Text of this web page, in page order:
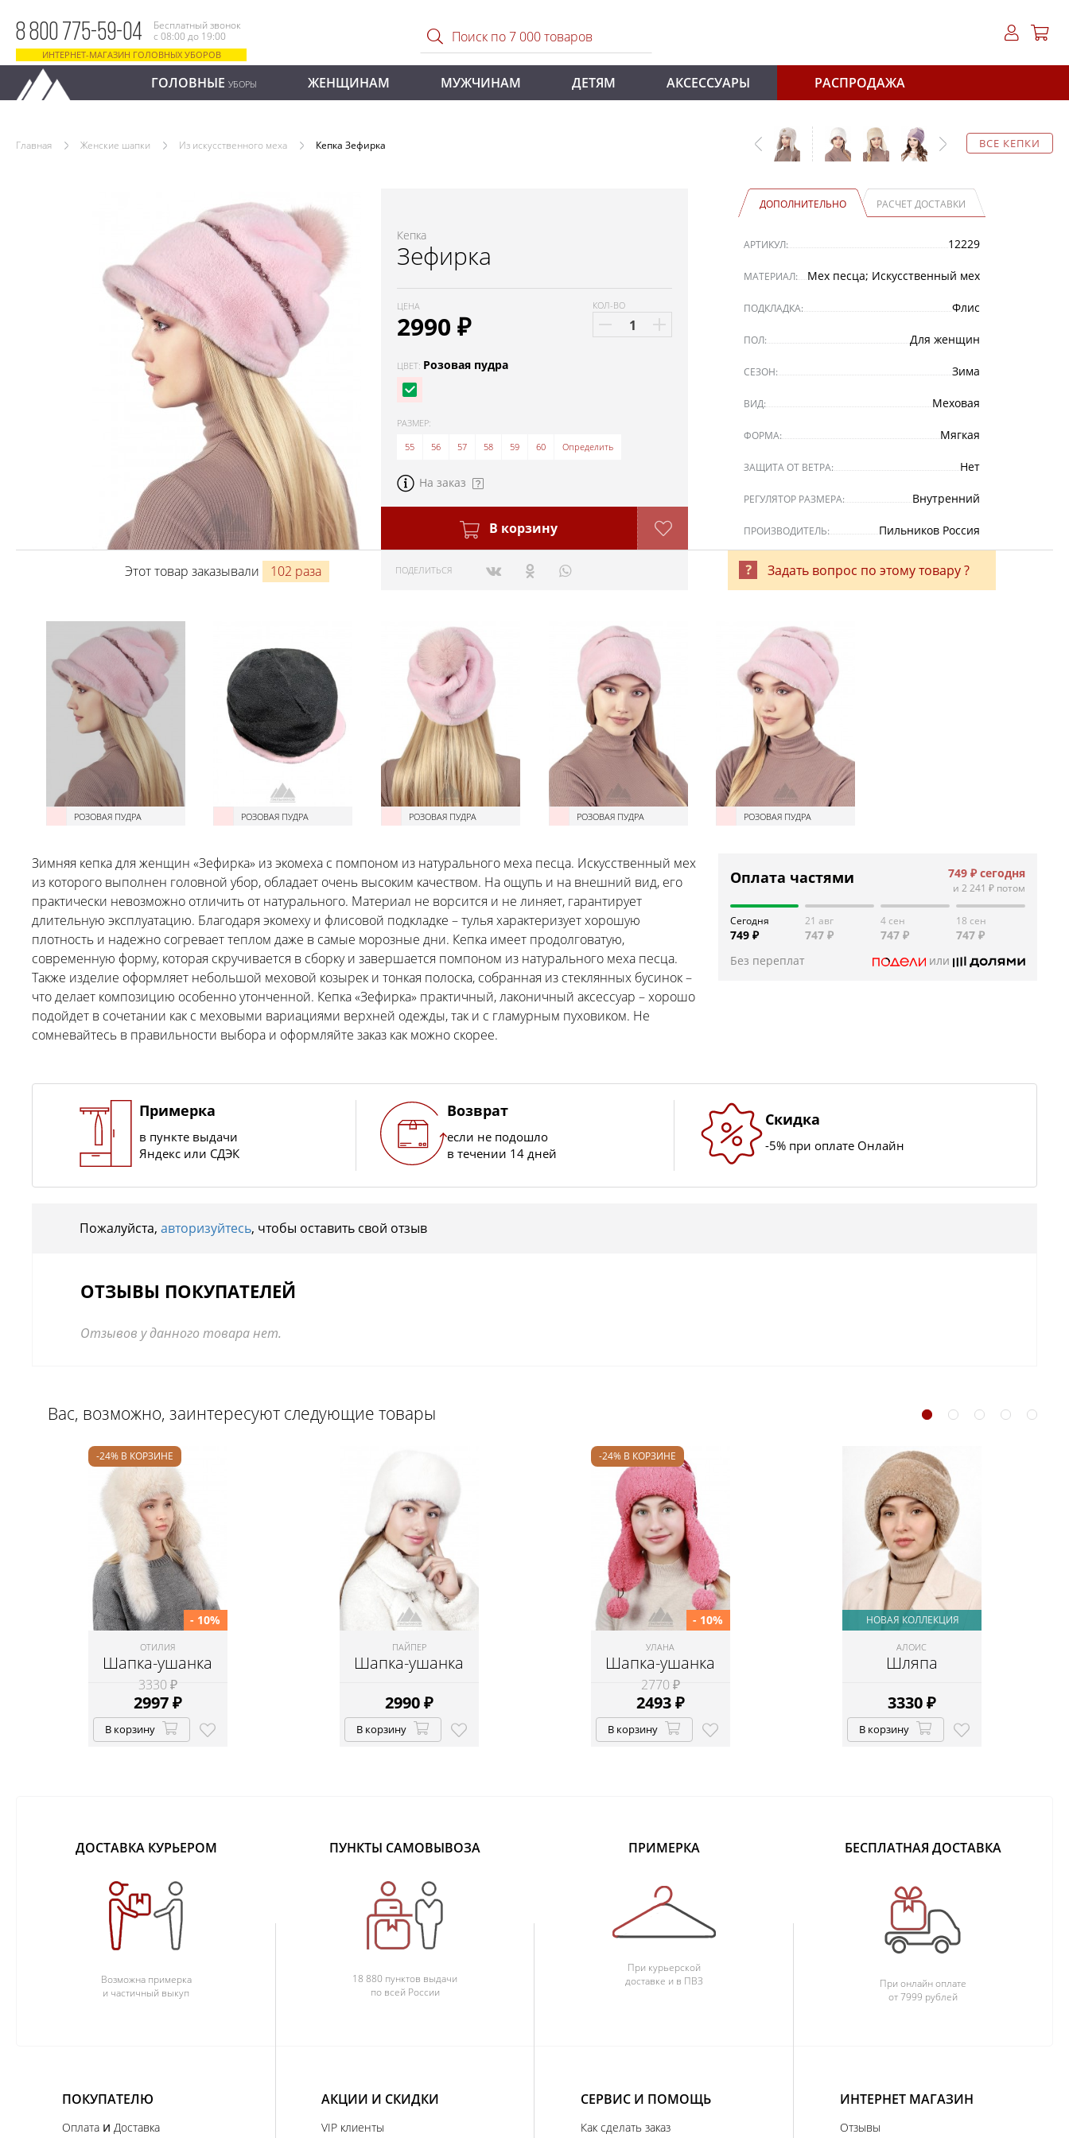
8 800 775-59-04
Бесплатный звонок
с 08:00 до 19:00
ИНТЕРНЕТ-МАГАЗИН ГОЛОВНЫХ УБОРОВ
ГОЛОВНЫЕ УБОРЫ ЖЕНЩИНАМ МУЖЧИНАМ ДЕТЯМ АКСЕССУАРЫ РАСПРОДАЖА
ВСЕ КЕПКИ
Главная Женские шапки Из искусственного меха Кепка Зефирка
Кепка
Зефирка
ЦЕНА
2990 ₽
КОЛ-ВО
ЦВЕТ: Розовая пудра
РАЗМЕР:
55
56 57 58 59 60 Определить
На заказ
В корзину
ПОДЕЛИТЬСЯ
ДОПОЛНИТЕЛЬНО РАСЧЕТ ДОСТАВКИ
АРТИКУЛ: 12229
МАТЕРИАЛ: Мех песца; Искусственный мех
ПОДКЛАДКА: Флис
ПОЛ: Для женщин
СЕЗОН: Зима
ВИД: Меховая
ФОРМА: Мягкая
ЗАЩИТА ОТ ВЕТРА: Нет
РЕГУЛЯТОР РАЗМЕРА: Внутренний
ПРОИЗВОДИТЕЛЬ: Пильников Россия
Этот товар заказывали 102 раза Задать вопрос по этому товару ?
РОЗОВАЯ ПУДРА РОЗОВАЯ ПУДРА РОЗОВАЯ ПУДРА РОЗОВАЯ ПУДРА РОЗОВАЯ ПУДРА
Зимняя кепка для женщин «Зефирка» из экомеха с помпоном из натурального меха песца. Искусственный мех
из которого выполнен головной убор, обладает очень высоким качеством. На ощупь и на внешний вид, его
практически невозможно отличить от натурального. Материал не ворсится и не линяет, гарантирует
длительную эксплуатацию. Благодаря экомеху и флисовой подкладке – тулья характеризует хорошую
плотность и надежно согревает теплом даже в самые морозные дни. Кепка имеет продолговатую,
современную форму, которая скручивается в сборку и завершается помпоном из натурального меха песца.
Также изделие оформляет небольшой меховой козырек и тонкая полоска, собранная из стеклянных бусинок –
что делает композицию особенно утонченной. Кепка «Зефирка» практичный, лаконичный аксессуар – хорошо
подойдет в сочетании как с меховыми вариациями верхней одежды, так и с гламурным пуховиком. Не
сомневайтесь в правильности выбора и оформляйте заказ как можно скорее.
Оплата частями 749 ₽сегодня
и 2 241 ₽потом
Сегодня
749 ₽
21 авг
747 ₽
4 сен
747 ₽
18 сен
747 ₽
Без переплат
или
Примерка
в пункте выдачи
Яндекс или СДЭК
Возврат
если не подошло
в течении 14 дней
Скидка
-5% при оплате Онлайн
Пожалуйста, авторизуйтесь, чтобы оставить свой отзыв
ОТЗЫВЫ ПОКУПАТЕЛЕЙ
Отзывов у данного товара нет.
Вас, возможно, заинтересуют следующие товары
-24% В КОРЗИНЕ
ОТИЛИЯ
Шапка-ушанка
3330 ₽
2997₽
- 10%
В корзину
ПАЙПЕР
Шапка-ушанка
2990₽
В корзину
-24% В КОРЗИНЕ
УЛАНА
Шапка-ушанка
2770 ₽
2493₽
- 10%
В корзину
НОВАЯ КОЛЛЕКЦИЯ
АЛОИС
Шляпа
3330₽
В корзину
ДОСТАВКА КУРЬЕРОМ
Возможна примерка
и частичный выкуп
ПУНКТЫ САМОВЫВОЗА
18 880 пунктов выдачи
по всей России
ПРИМЕРКА
При курьерской
доставке и в ПВЗ
БЕСПЛАТНАЯ ДОСТАВКА
При онлайн оплате
от 7999 рублей
ПОКУПАТЕЛЮ
Оплата и Доставка
АКЦИИ И СКИДКИ
VIP клиенты
СЕРВИС И ПОМОЩЬ
Как сделать заказ
ИНТЕРНЕТ МАГАЗИН
Отзывы